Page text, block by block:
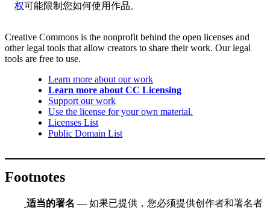
权可能限制您如何使用作品。
Creative Commons is the nonprofit behind the open licenses and
other legal tools that allow creators to share their work. Our legal
tools are free to use.
Learn more about our work
Learn more about CC Licensing
Support our work
Use the license for your own material.
Licenses List
Public Domain List
Footnotes
适当的署名 — 如果已提供，您必须提供创作者和署名者